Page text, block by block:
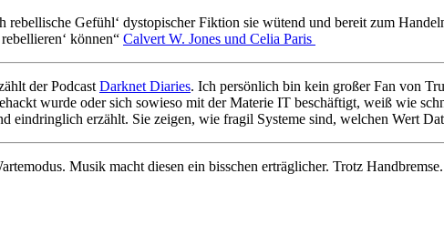
rebellische Gefühl‘ dystopischer Fiktion sie wütend und bereit zum
können“ Calvert W. Jones und Celia Paris
der Podcast Darknet Diaries. Ich persönlich bin kein großer Fan von
wurde oder sich sowieso mit der Materie IT beschäftigt, weiß wie
eindringlich erzählt. Sie zeigen, wie fragil Systeme sind, welchen Wert
Musik macht diesen ein bisschen erträglicher. Trotz Handbremse.